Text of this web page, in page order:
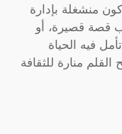
منشغلة بإدارة
قصة قصيرة، أو
فيه الحياة
منارة للثقافة